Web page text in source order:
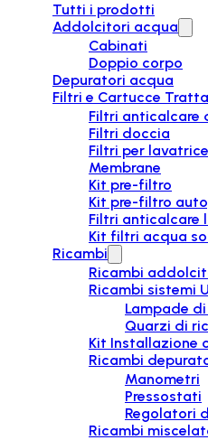
Tutti i prodotti
Addolcitori acqua
Cabinati
Doppio corpo
Depuratori acqua
Filtri e Cartucce
Filtri anticalcare
Filtri doccia
Filtri per lavatrice
Membrane
Kit pre-filtro
Kit pre-filtro
Filtri anticalcare
Kit filtri acqua
Ricambi
Ricambi
Ricambi sistemi
Lampade
Quarzi di
Kit Installazione
Ricambi
Manometri
Pressostati
Regolatori
Ricambi